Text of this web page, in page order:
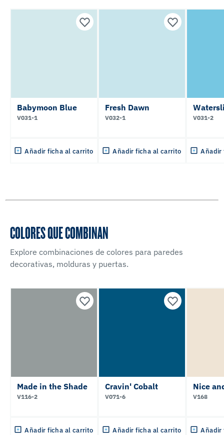
Babymoon Blue
V031-1
Añadir ficha al carrito
Fresh Dawn
V032-1
Añadir ficha al carrito
V031-2
Añadir
COLORES QUE COMBINAN
Explore combinaciones de colores para paredes
decorativas, molduras y puertas.
Made in the Shade
V116-2
Añadir ficha al carrito
Cravin' Cobalt
V071-6
Añadir ficha al carrito
Nice
V168
Añadir